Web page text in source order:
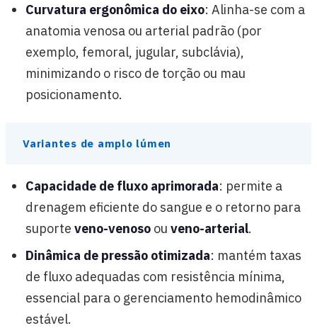
Curvatura ergonômica do eixo: Alinha-se com a
anatomia venosa ou arterial padrão (por
exemplo, femoral, jugular, subclávia),
minimizando o risco de torção ou mau
posicionamento.
Variantes de amplo lúmen
Capacidade de fluxo aprimorada: permite a
drenagem eficiente do sangue e o retorno para
suporte veno-venoso ou veno-arterial.
Dinâmica de pressão otimizada: mantém taxas
de fluxo adequadas com resistência mínima,
essencial para o gerenciamento hemodinâmico
estável.